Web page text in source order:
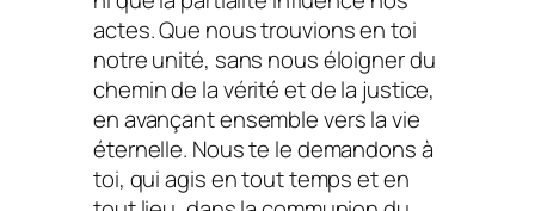
actes. Que nous trouvions en toi
notre unité, sans nous éloigner du
chemin de la vérité et de la justice,
en avançant ensemble vers la vie
éternelle. Nous te le demandons à
toi, qui agis en tout temps et en